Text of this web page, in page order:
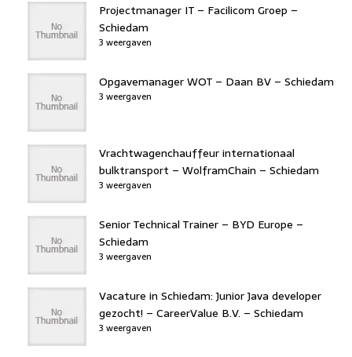
Projectmanager IT – Facilicom Groep –
Schiedam
3 weergaven
Opgavemanager WOT – Daan BV – Schiedam
3 weergaven
Vrachtwagenchauffeur internationaal
bulktransport – WolframChain – Schiedam
3 weergaven
Senior Technical Trainer – BYD Europe –
Schiedam
3 weergaven
Vacature in Schiedam: Junior Java developer
gezocht! – CareerValue B.V. – Schiedam
3 weergaven